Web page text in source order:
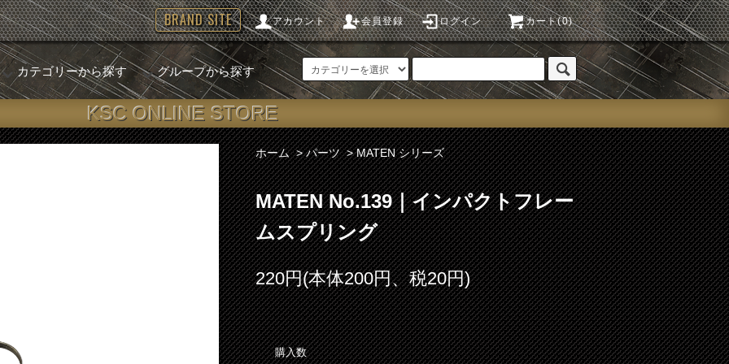
アカウント 会員登録 ログイン カート(0)
BRAND SITE
カテゴリーから探す グループから探す
KSC ONLINE STORE
ホーム >パーツ >MATEN シリーズ
MATEN No.139｜インパクトフレー
ムスプリング
220円(本体200円、税20円)
購入数